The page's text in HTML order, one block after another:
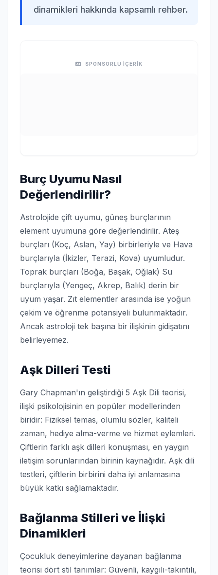
dinamikleri hakkında kapsamlı rehber.
SPONSORLU İÇERİK
Burç Uyumu Nasıl
Değerlendirilir?
Astrolojide çift uyumu, güneş burçlarının
element uyumuna göre değerlendirilir. Ateş
burçları (Koç, Aslan, Yay) birbirleriyle ve Hava
burçlarıyla (İkizler, Terazi, Kova) uyumludur.
Toprak burçları (Boğa, Başak, Oğlak) Su
burçlarıyla (Yengeç, Akrep, Balık) derin bir
uyum yaşar. Zıt elementler arasında ise yoğun
çekim ve öğrenme potansiyeli bulunmaktadır.
Ancak astroloji tek başına bir ilişkinin gidişatını
belirleyemez.
Aşk Dilleri Testi
Gary Chapman'ın geliştirdiği 5 Aşk Dili teorisi,
ilişki psikolojisinin en popüler modellerinden
biridir: Fiziksel temas, olumlu sözler, kaliteli
zaman, hediye alma-verme ve hizmet eylemleri.
Çiftlerin farklı aşk dilleri konuşması, en yaygın
iletişim sorunlarından birinin kaynağıdır. Aşk dili
testleri, çiftlerin birbirini daha iyi anlamasına
büyük katkı sağlamaktadır.
Bağlanma Stilleri ve İlişki
Dinamikleri
Çocukluk deneyimlerine dayanan bağlanma
teorisi dört stil tanımlar: Güvenli, kaygılı-takıntılı,